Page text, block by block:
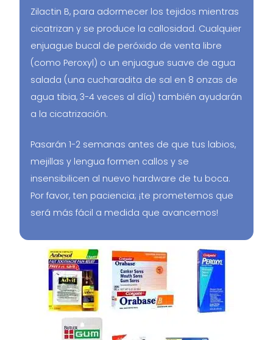
Zilactin B, para adormecer los tejidos mientras
cicatrizan y se produce la callosidad. Cualquier
enjuague bucal de peróxido de venta libre
(como Peroxyl) o un enjuague suave de agua
salada (una cucharadita de sal en 8 onzas de
agua tibia, 3-4 veces al día) también ayudarán
a la cicatrización.
Pasarán 1-2 semanas antes de que tus labios,
mejillas y lengua formen callos y se
insensibilicen al nuevo hardware de tu boca.
Por favor, ten paciencia; ¡te prometemos que
será más fácil a medida que avancemos!